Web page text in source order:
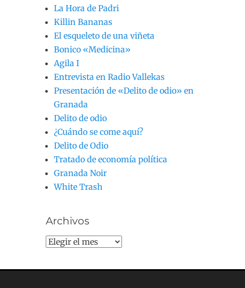
La Hora de Padri
Killin Bananas
El esqueleto de una viñeta
Bonico «Medicina»
Agila I
Entrevista en Radio Vallekas
Presentación de «Delito de odio» en
Granada
Delito de odio
¿Cuándo se come aquí?
Delito de Odio
Tratado de economía política
Granada Noir
White Trash
Archivos
Archivos